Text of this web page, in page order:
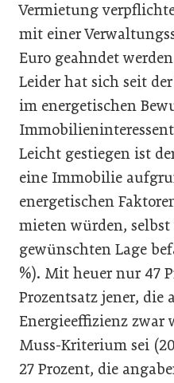
Vermietung
mit einer
Euro geahndet
Leider hat sich seit
im energetischen
Leicht gestiegen ist
eine Immobilie
energetischen
mieten würden,
gewünschten Lage
%). Mit heuer nur 47
Prozentsatz jener, die
Energieeffizienz zwar
Muss-Kriterium sei
27 Prozent, die